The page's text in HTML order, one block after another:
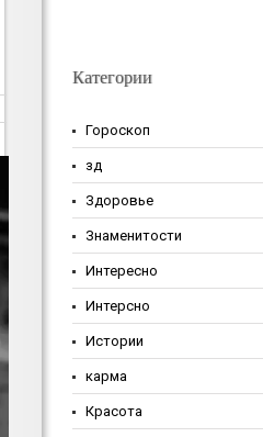
Категории
Гороскоп
зд
Здоровье
Знаменитости
Интересно
Интерсно
Истории
карма
Красота